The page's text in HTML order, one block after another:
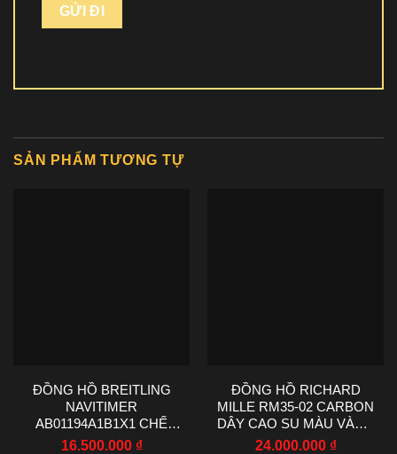
SẢN PHẨM TƯƠNG TỰ
ĐỒNG HỒ BREITLING
NAVITIMER
AB01194A1B1X1 CHẾ
TÁC NHÀ MÁY EF 43MM
16.500.000 ₫
ĐỒNG HỒ RICHARD
MILLE RM35-02 CARBON
DÂY CAO SU MÀU VÀNG
R7 FACTORY 44.5X50MM
24.000.000 ₫